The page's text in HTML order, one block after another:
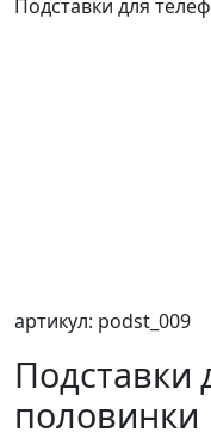
Подставки для
артикул: podst_009
Подставки
половинки